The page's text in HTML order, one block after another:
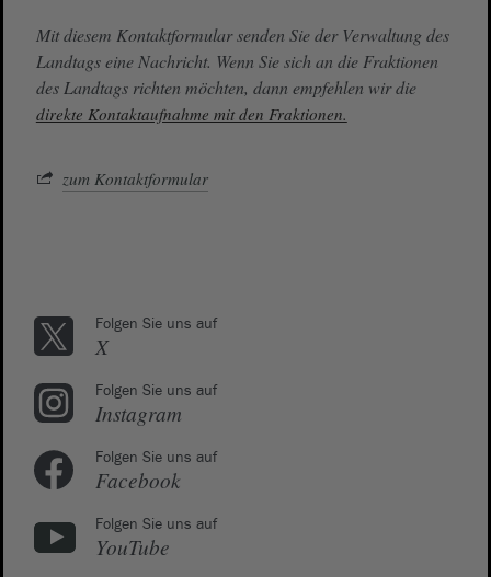
Mit diesem Kontaktformular senden Sie der Verwaltung des
Landtags eine Nachricht. Wenn Sie sich an die Fraktionen
des Landtags richten möchten, dann empfehlen wir die
direkte Kontaktaufnahme mit den Fraktionen.
zum Kontaktformular
Folgen Sie uns auf
X
Folgen Sie uns auf
Instagram
Folgen Sie uns auf
Facebook
Folgen Sie uns auf
YouTube